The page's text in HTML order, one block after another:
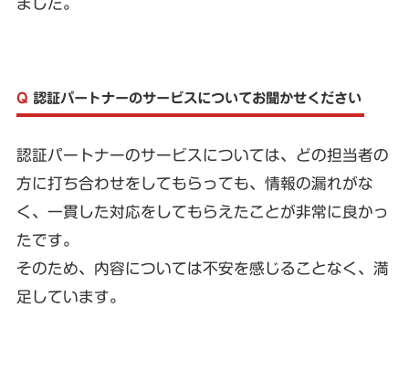
ました。
Q 認証パートナーのサービスについてお聞かせください
認証パートナーのサービスについては、どの担当者の
方に打ち合わせをしてもらっても、情報の漏れがな
く、一貫した対応をしてもらえたことが非常に良かっ
たです。
そのため、内容については不安を感じることなく、満
足しています。